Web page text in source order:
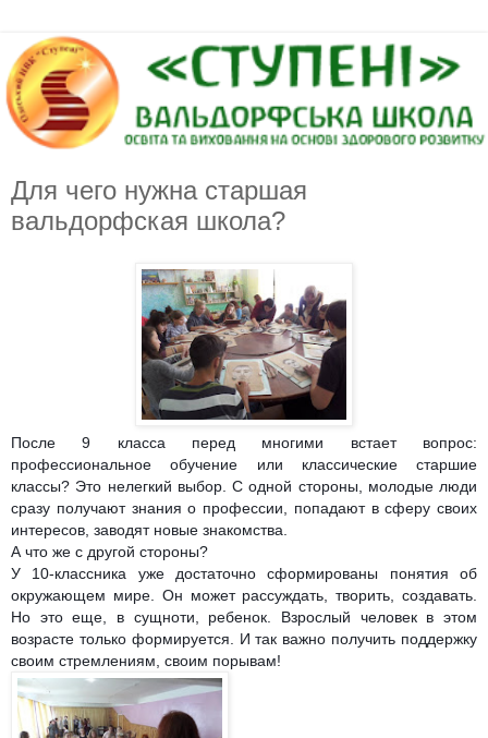
Для чего нужна старшая
вальдорфская школа?
После 9 класса перед многими встает вопрос:
профессиональное обучение или классические старшие
классы? Это нелегкий выбор. С одной стороны, молодые люди
сразу получают знания о профессии, попадают в сферу своих
интересов, заводят новые знакомства.
А что же с другой стороны?
У 10-классника уже достаточно сформированы понятия об
окружающем мире. Он может рассуждать, творить, создавать.
Но это еще, в сущноти, ребенок. Взрослый человек в этом
возрасте только формируется. И так важно получить поддержку
своим стремлениям, своим порывам!